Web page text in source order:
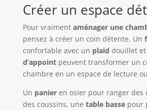
Créer un espace
Pour vraiment aménager une
pensez à créer un coin détente. Un
confortable avec un plaid douillet
d’appointpeuvent transformer un
chambre en un espace de lecture
Un panieren osier pour ranger des
des coussins, une table bassepour